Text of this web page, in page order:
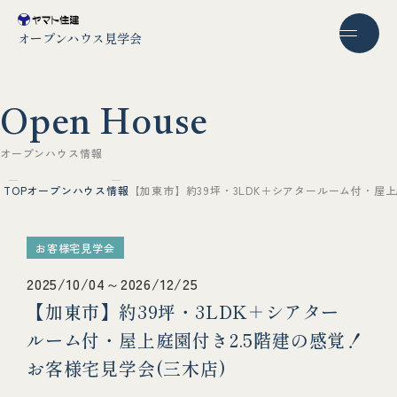
オープンハウス見学会
Open House
オー プンハ ウ ス情報
TOPオープンハウス情報 【加東市】約39坪・3LDK＋シアタールーム付・
お客様宅見学会
2025/10/04～2026/12/25
【加東市】約39坪・3LDK＋シアター
ルーム付・屋上庭園付き2.5階建の感覚！
お客様宅見学会(三木店)